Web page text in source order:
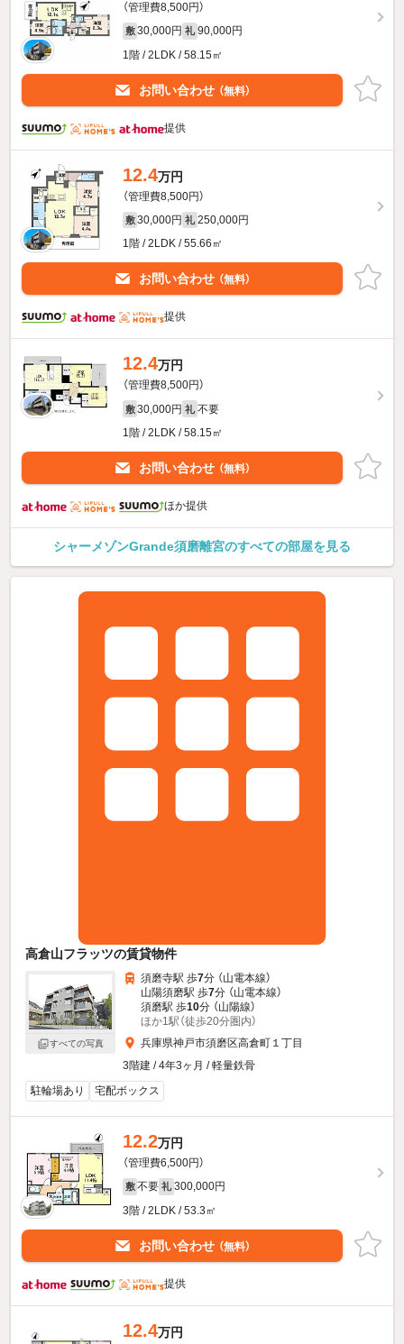
（管理費8,500円）
敷 30,000円 礼 90,000円
1階 / 2LDK / 58.15㎡
お問い合わせ （無料）
提供
12.4万円
（管理費8,500円）
敷 30,000円 礼 250,000円
1階 / 2LDK / 55.66㎡
お問い合わせ （無料）
提供
12.4万円
（管理費8,500円）
敷 30,000円 礼 不要
1階 / 2LDK / 58.15㎡
お問い合わせ （無料）
ほか提供
シャーメゾンGrande須磨離宮のすべての部屋を見る
高倉山フラッツの賃貸物件
すべての写真
須磨寺駅 歩7分 （山電本線）
山陽須磨駅 歩7分 （山電本線）
須磨駅 歩10分 （山陽線）
ほか1駅（徒歩20分圏内）
兵庫県神戸市須磨区高倉町１丁目
3階建 / 4年3ヶ月 / 軽量鉄骨
駐輪場あり
宅配ボックス
12.2万円
（管理費6,500円）
敷 不要 礼 300,000円
3階 / 2LDK / 53.3㎡
お問い合わせ （無料）
提供
12.4万円